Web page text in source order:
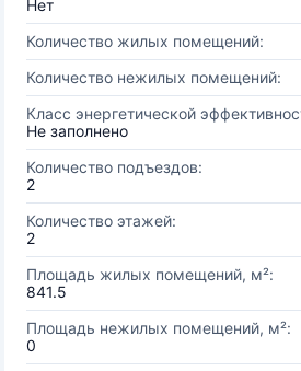
Нет
Количество жилых помещений:
Количество нежилых помещений:
Класс энергетической
Не заполнено
Количество подъездов:
2
Количество этажей:
2
Площадь жилых помещений, м²:
841.5
Площадь нежилых помещений, м²:
0